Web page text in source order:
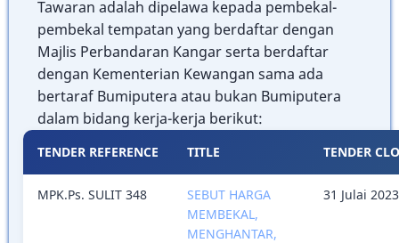
Tawaran adalah dipelawa kepada pembekal-
pembekal tempatan yang berdaftar dengan
Majlis Perbandaran Kangar serta berdaftar
dengan Kementerian Kewangan sama ada
bertaraf Bumiputera atau bukan Bumiputera
dalam bidang kerja-kerja berikut:
TENDER REFERENCE TITLE TENDER
MPK.Ps. SULIT 348
SEBUT HARGA
MEMBEKAL,
MENGHANTAR,
31 Julai 2023